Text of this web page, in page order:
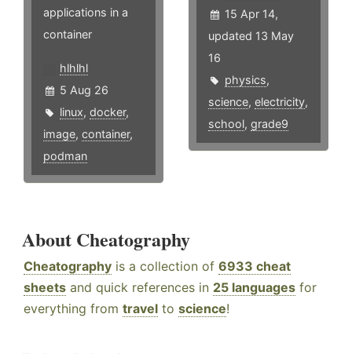
applications in a
container
hlhlhl
5 Aug 26
linux, docker,
image, container,
podman
15 Apr 14,
updated 13 May
16
physics,
science,electricity,
school,grade9
About Cheatography
Cheatography is a collection of 6933 cheat
sheets and quick references in 25 languages for
everything from travel to science!